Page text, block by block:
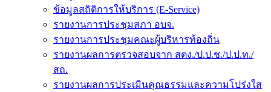
ข้อมูลสถิติการให้บริการ (E-Service)
รายงานการประชุมสภา อบจ.
รายงานการประชุมคณะผู้บริหารท้องถิ่น
รายงานผลการตรวจสอบจาก สตง./ป.ป.ช./ป.ป.ท./
สถ.
รายงานผลการประเมินคุณธรรมและความโปร่งใส